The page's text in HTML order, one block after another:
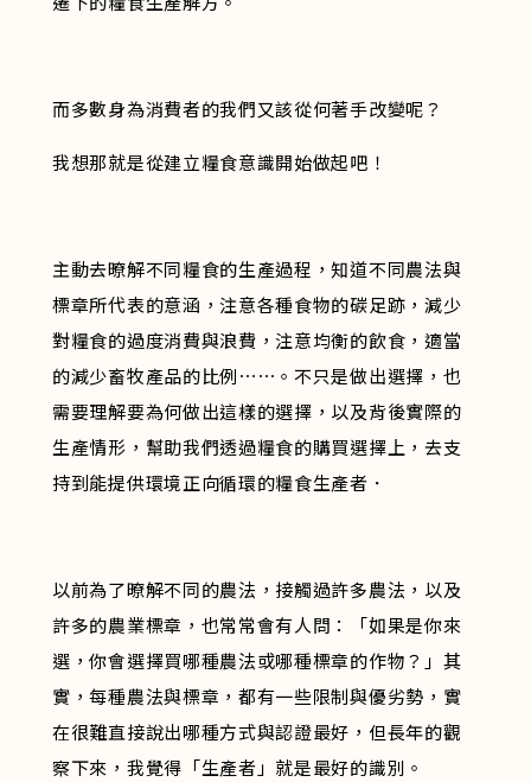
而多數身為消費者的我們又該從何著手改變呢？
我想那就是從建立糧食意識開始做起吧！
主動去暸解不同糧食的生產過程，知道不同農法與
標章所代表的意涵，注意各種食物的碳足跡，減少
對糧食的過度消費與浪費，注意均衡的飲食，適當
的減少畜牧產品的比例⋯⋯。不只是做出選擇，也
需要理解要為何做出這樣的選擇，以及背後實際的
生產情形，幫助我們透過糧食的購買選擇上，去支
持到能提供環境正向循環的糧食生產者．
以前為了暸解不同的農法，接觸過許多農法，以及
許多的農業標章，也常常會有人問：「如果是你來
選，你會選擇買哪種農法或哪種標章的作物？」其
實，每種農法與標章，都有一些限制與優劣勢，實
在很難直接說出哪種方式與認證最好，但長年的觀
察下來，我覺得「生產者」就是最好的識別。